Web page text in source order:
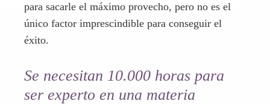
para sacarle el máximo provecho, pero no es el
único factor imprescindible para conseguir el
éxito.
Se necesitan 10.000 horas para
ser experto en una materia